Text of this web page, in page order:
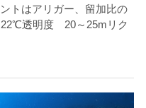
トはアリガー、留加比の
透明度 20～25mリク